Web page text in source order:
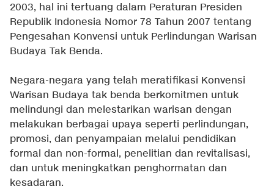
2003, hal ini tertuang dalam Peraturan Presiden
Republik Indonesia Nomor 78 Tahun 2007 tentang
Pengesahan Konvensi untuk Perlindungan Warisan
Budaya Tak Benda.
Negara-negara yang telah meratifikasi Konvensi
Warisan Budaya tak benda berkomitmen untuk
melindungi dan melestarikan warisan dengan
melakukan berbagai upaya seperti perlindungan,
promosi, dan penyampaian melalui pendidikan
formal dan non-formal, penelitian dan revitalisasi,
dan untuk meningkatkan penghormatan dan
kesadaran.